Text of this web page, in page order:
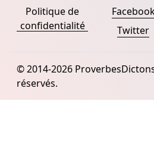
Politique de
confidentialité
Twitter
© 2014-2026
réservés.